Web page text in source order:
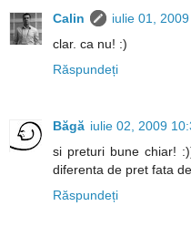
Calin
iulie 01, 2009
clar. ca nu! :)
Răspundeți
Băgă iulie 02, 2009
si preturi bune chiar!
diferenta de pret fata
Răspundeți